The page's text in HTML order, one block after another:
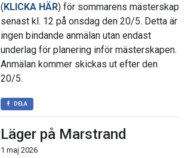
(KLICKA HÄR) för sommarens mästerskap
senast kl. 12 på onsdag den 20/5. Detta är
ingen bindande anmälan utan endast
underlag för planering inför mästerskapen.
Anmälan kommer skickas ut efter den
20/5.
DELA
Läger på Marstrand
1 maj 2026